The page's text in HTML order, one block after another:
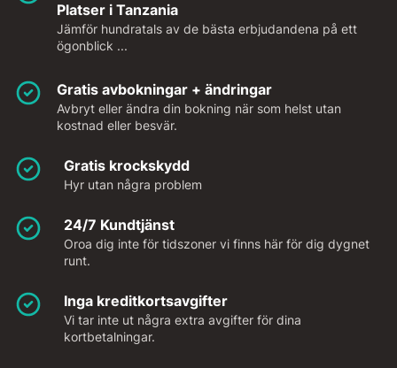
Platser i Tanzania
Jämför hundratals av de bästa erbjudandena på ett
ögonblick ...
Gratis avbokningar + ändringar
Avbryt eller ändra din bokning när som helst utan
kostnad eller besvär.
Gratis krockskydd
Hyr utan några problem
24/7 Kundtjänst
Oroa dig inte för tidszoner vi finns här för dig dygnet
runt.
Inga kreditkortsavgifter
Vi tar inte ut några extra avgifter för dina
kortbetalningar.